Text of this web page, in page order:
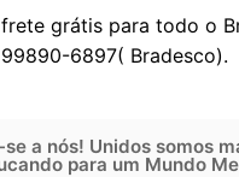
grátis para todo o
99890-6897( Bradesco).
se a nós! Unidos somos
para um Mundo